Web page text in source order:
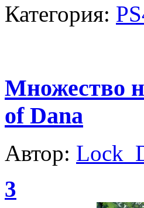
Категория:
Множество
of Dana
Автор:
3